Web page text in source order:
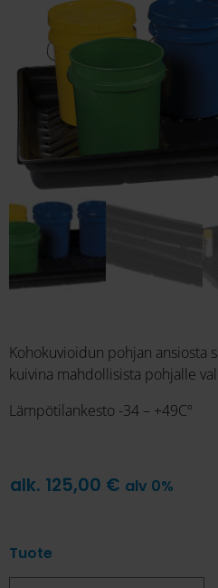
Kohokuvioidun pohjan ansiosta
kuivina mahdollisista pohjalle
Lämpötilankesto -34 – +49Cº
alk. 125,00 € alv 0%
Tuote